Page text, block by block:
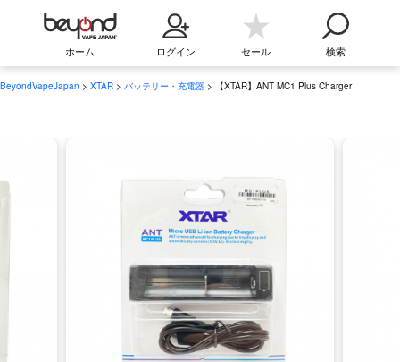
ホーム ログイン セール 検索
BeyondVapeJapan > XTAR > バッテリー・充電器 > 【XTAR】ANT MC1 Plus Charger